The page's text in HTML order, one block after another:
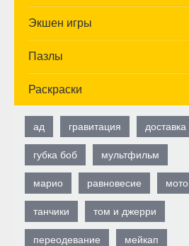
Экшен игры
Пазлы
Раскраски
ад гравитация доставка
губка боб мультфильм
марио равновесие мото
танчики том и джерри
переодевание мейкап